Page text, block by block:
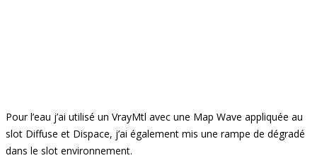
Pour l’eau j’ai utilisé un VrayMtl avec une Map Wave appliquée au
slot Diffuse et Dispace, j’ai également mis une rampe de dégradé
dans le slot environnement.